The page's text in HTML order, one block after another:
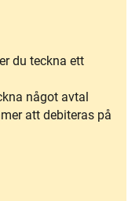
du teckna ett
något avtal
att debiteras på